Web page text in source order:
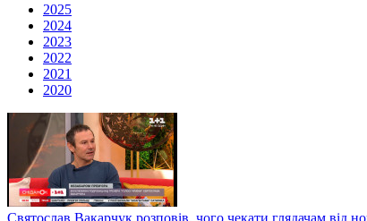
2025
2024
2023
2022
2021
2020
Святослав Вакарчук розповів, чого чекати глядачам від